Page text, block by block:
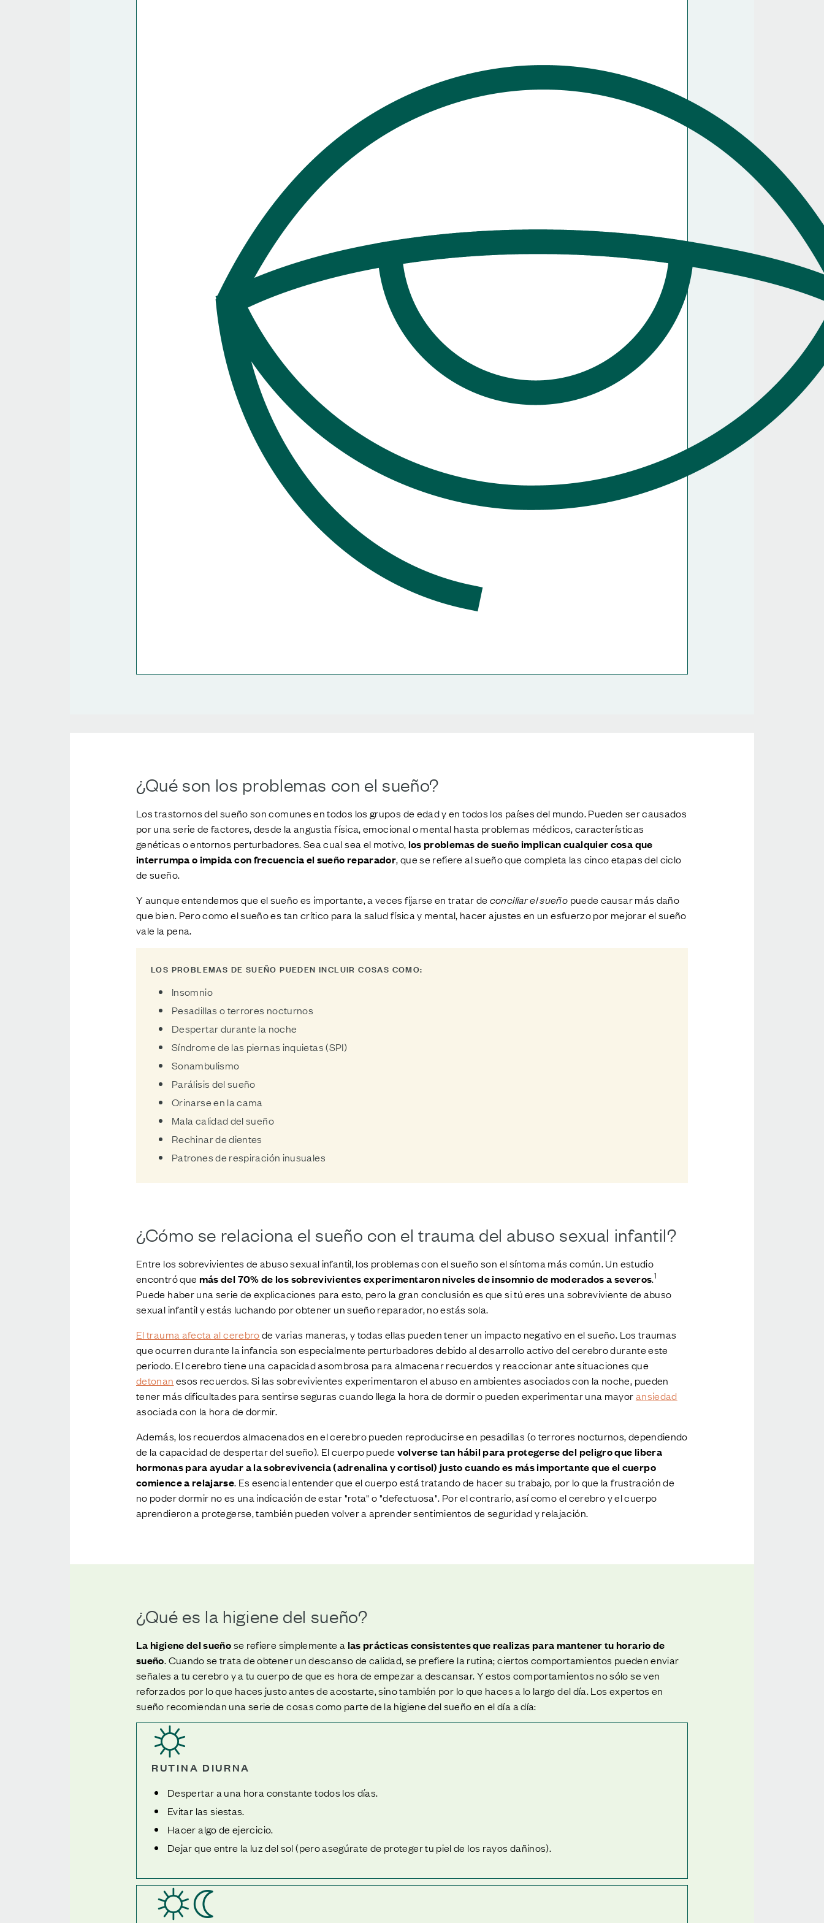
¿Qué son los problemas con el sueño?
Los trastornos del sueño son comunes en todos los grupos de edad y en todos los países del mundo. Pueden ser causados
por una serie de factores, desde la angustia física, emocional o mental hasta problemas médicos, características
genéticas o entornos perturbadores. Sea cual sea el motivo, los problemas de sueño implican cualquier cosa que
interrumpa o impida con frecuencia el sueño reparador, que se refiere al sueño que completa las cinco etapas del ciclo
de sueño.
Y aunque entendemos que el sueño es importante, a veces fijarse en tratar deconciliar el sueño puede causar más daño
que bien. Pero como el sueño es tan crítico para la salud física y mental, hacer ajustes en un esfuerzo por mejorar el sueño
vale la pena.
LOS PROBLEMAS DE SUEÑO PUEDEN INCLUIR COSAS COMO:
Insomnio
Pesadillas o terrores nocturnos
Despertar durante la noche
Síndrome de las piernas inquietas (SPI)
Sonambulismo
Parálisis del sueño
Orinarse en la cama
Mala calidad del sueño
Rechinar de dientes
Patrones de respiración inusuales
¿Cómo se relaciona el sueño con el trauma del abuso sexual infantil?
Entre los sobrevivientes de abuso sexual infantil, los problemas con el sueño son el síntoma más común. Un estudio
encontró que más del 70% de los sobrevivientes experimentaron niveles de insomnio de moderados a severos.1
Puede haber una serie de explicaciones para esto, pero la gran conclusión es que si tú eres una sobreviviente de abuso
sexual infantil y estás luchando por obtener un sueño reparador, no estás sola.
El trauma afecta al cerebrode varias maneras, y todas ellas pueden tener un impacto negativo en el sueño. Los traumas
que ocurren durante la infancia son especialmente perturbadores debido al desarrollo activo del cerebro durante este
periodo. El cerebro tiene una capacidad asombrosa para almacenar recuerdos y reaccionar ante situaciones que
detonan esos recuerdos. Si las sobrevivientes experimentaron el abuso en ambientes asociados con la noche, pueden
tener más dificultades para sentirse seguras cuando llega la hora de dormir o pueden experimentar una mayoransiedad
asociada con la hora de dormir.
Además, los recuerdos almacenados en el cerebro pueden reproducirse en pesadillas (o terrores nocturnos, dependiendo
de la capacidad de despertar del sueño). El cuerpo puedevolverse tan hábil para protegerse del peligro que libera
hormonas para ayudar a la sobrevivencia (adrenalina y cortisol) justo cuando es más importante que el cuerpo
comience a relajarse. Es esencial entender que el cuerpo está tratando de hacer su trabajo, por lo que la frustración de
no poder dormir no es una indicación de estar "rota" o "defectuosa". Por el contrario, así como el cerebro y el cuerpo
aprendieron a protegerse, también pueden volver a aprender sentimientos de seguridad y relajación.
¿Qué es la higiene del sueño?
La higiene del sueñose refiere simplemente a las prácticas consistentes que realizas para mantener tu horario de
sueño. Cuando se trata de obtener un descanso de calidad, se prefiere la rutina; ciertos comportamientos pueden enviar
señales a tu cerebro y a tu cuerpo de que es hora de empezar a descansar. Y estos comportamientos no sólo se ven
reforzados por lo que haces justo antes de acostarte, sino también por lo que haces a lo largo del día. Los expertos en
sueño recomiendan una serie de cosas como parte de la higiene del sueño en el día a día:
RUTINA DIURNA
Despertar a una hora constante todos los días.
Evitar las siestas.
Hacer algo de ejercicio.
Dejar que entre la luz del sol (pero asegúrate de proteger tu piel de los rayos dañinos).